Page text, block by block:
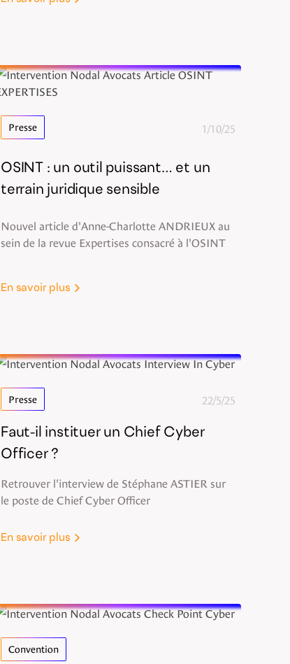
Presse 1/10/25
OSINT : un outil puissant… et un
terrain juridique sensible
Nouvel article d'Anne-Charlotte ANDRIEUX au
sein de la revue Expertises consacré à l'OSINT
En savoir plus
Presse 22/5/25
Faut-il instituer un Chief Cyber
Officer ?
Retrouver l'interview de Stéphane ASTIER sur
le poste de Chief Cyber Officer
En savoir plus
Convention